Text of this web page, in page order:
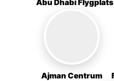
Abu Dhabi Flygplats
Ajman Centrum